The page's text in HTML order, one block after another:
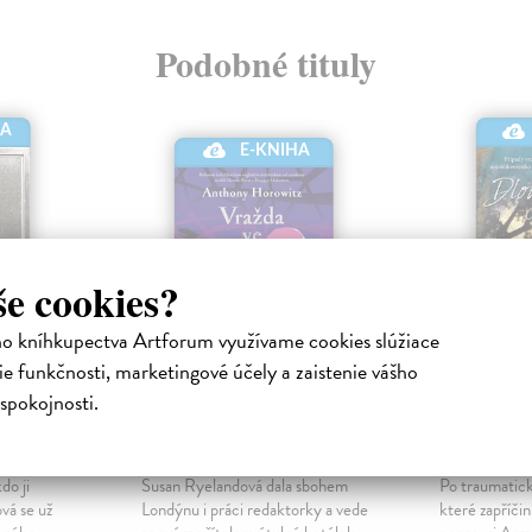
cookies?
kníhkupectva Artforum využívame cookies slúžiace
funkčnosti, marketingové účely a zaistenie vášho
Podobné tituly
ji
se už
E-KNIHA
Susan Ryelandová dala sbohem
Londýnu i práci redaktorky a vede
Po
které